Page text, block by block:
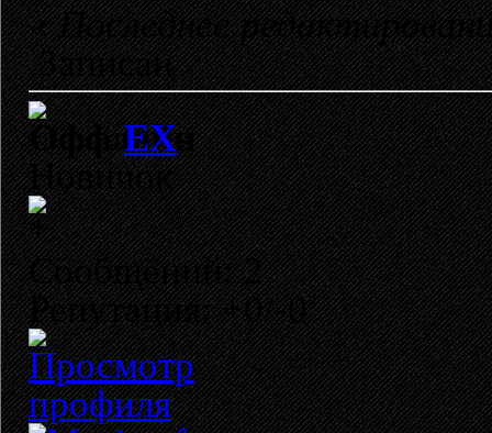
«Последнее
Записан
EX
Новичок
Сообщений: 2
Репутация: +0/-0